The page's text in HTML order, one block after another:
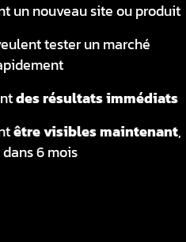
un nouveau site ou produit
tester un marché
des résultats immédiats
être visibles maintenant,
dans 6 mois